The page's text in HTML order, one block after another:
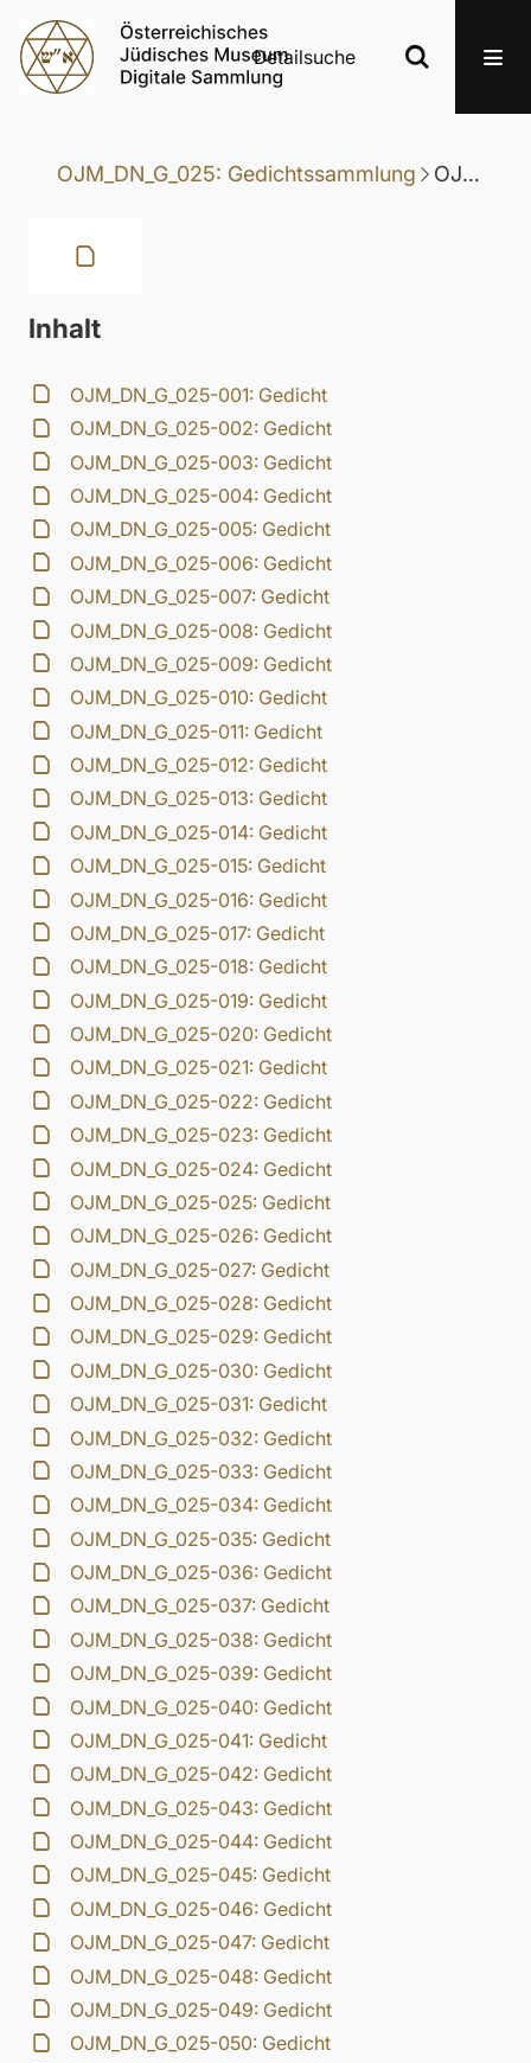
Detailsuche
OJM_DN_G_025: Gedichtssammlung OJM_DN_G_025-025: Gedicht
Inhalt
OJM_DN_G_025-001: Gedicht
OJM_DN_G_025-002: Gedicht
OJM_DN_G_025-003: Gedicht
OJM_DN_G_025-004: Gedicht
OJM_DN_G_025-005: Gedicht
OJM_DN_G_025-006: Gedicht
OJM_DN_G_025-007: Gedicht
OJM_DN_G_025-008: Gedicht
OJM_DN_G_025-009: Gedicht
OJM_DN_G_025-010: Gedicht
OJM_DN_G_025-011: Gedicht
OJM_DN_G_025-012: Gedicht
OJM_DN_G_025-013: Gedicht
OJM_DN_G_025-014: Gedicht
OJM_DN_G_025-015: Gedicht
OJM_DN_G_025-016: Gedicht
OJM_DN_G_025-017: Gedicht
OJM_DN_G_025-018: Gedicht
OJM_DN_G_025-019: Gedicht
OJM_DN_G_025-020: Gedicht
OJM_DN_G_025-021: Gedicht
OJM_DN_G_025-022: Gedicht
OJM_DN_G_025-023: Gedicht
OJM_DN_G_025-024: Gedicht
OJM_DN_G_025-025: Gedicht
OJM_DN_G_025-026: Gedicht
OJM_DN_G_025-027: Gedicht
OJM_DN_G_025-028: Gedicht
OJM_DN_G_025-029: Gedicht
OJM_DN_G_025-030: Gedicht
OJM_DN_G_025-031: Gedicht
OJM_DN_G_025-032: Gedicht
OJM_DN_G_025-033: Gedicht
OJM_DN_G_025-034: Gedicht
OJM_DN_G_025-035: Gedicht
OJM_DN_G_025-036: Gedicht
OJM_DN_G_025-037: Gedicht
OJM_DN_G_025-038: Gedicht
OJM_DN_G_025-039: Gedicht
OJM_DN_G_025-040: Gedicht
OJM_DN_G_025-041: Gedicht
OJM_DN_G_025-042: Gedicht
OJM_DN_G_025-043: Gedicht
OJM_DN_G_025-044: Gedicht
OJM_DN_G_025-045: Gedicht
OJM_DN_G_025-046: Gedicht
OJM_DN_G_025-047: Gedicht
OJM_DN_G_025-048: Gedicht
OJM_DN_G_025-049: Gedicht
OJM_DN_G_025-050: Gedicht